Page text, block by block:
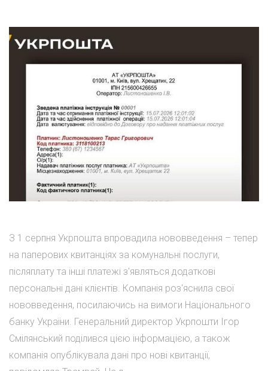
З 1 серпня Укрпошта впровадила нововведення – тепер
на паперових квитанціях за комунальні послуги,
післяплату та інші платежі з'являться додаткові
персональні дані клієнтів. Компанія роз'яснила свої
нововведення, посилаючись на вимоги Національного
банку України. Генеральний директор Укрпошти Ігор
Смілянський поділився цією інформацією, а також
компанія опублікувала дані про нові квитанції,